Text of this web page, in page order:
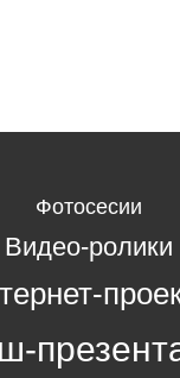
Фотосесии
Видео-ролики